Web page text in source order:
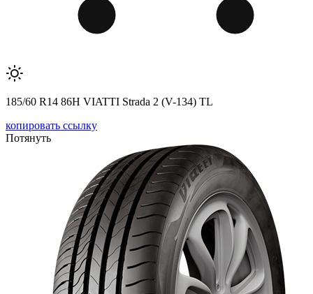
185/60 R14 86H VIATTI Strada 2 (V-134) TL
копировать ссылку
Потянуть